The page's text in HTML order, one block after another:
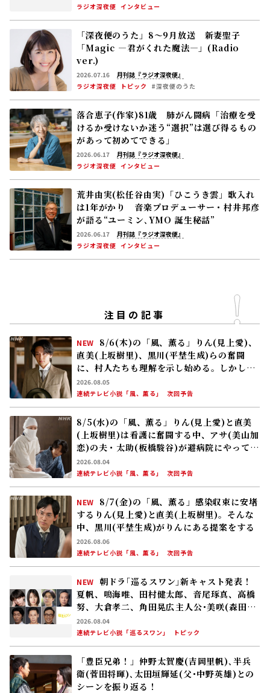
ラジオ深夜便 インタビュー
「深夜便のうた」8～9月放送 新妻聖子
「Magic ―君がくれた魔法―」(Radio
ver.)
2026.07.16
月刊誌『ラジオ深夜便』
ラジオ深夜便
トピック #深夜便のうた
落合恵子(作家)81歳 肺がん闘病「治療を受
けるか受けないか迷う――“選択”は選び得るもの
があって初めてできる」
2026.06.17
月刊誌『ラジオ深夜便』
ラジオ深夜便 インタビュー
荒井由実(松任谷由実)「ひこうき雲」歌入れ
は1年がかり 音楽プロデューサー・村井邦彦
が語る“ユーミン､YMO 誕生秘話”
2026.06.17
月刊誌『ラジオ深夜便』
ラジオ深夜便 インタビュー
注目の記事
NEW
8/6(木)の「風、薫る」りん(見上愛)、
直美(上坂樹里)、黒川(平埜生成)らの奮闘
に、村人たちも理解を示し始める。しかし、
アサ(美山加恋)の容体はなかなか改善せ
ず……
2026.08.05
連続テレビ小説「風、薫る」
次回予告
8/5(水)の「風、薫る」りん(見上愛)と直美
(上坂樹里)は看護に奮闘する中、アサ(美山加
恋)の夫・太助(板橋駿谷)が避病院にやってく
る
2026.08.04
連続テレビ小説「風、薫る」
次回予告
NEW
8/7(金)の「風、薫る」感染収束に安堵
するりん(見上愛)と直美(上坂樹里)。そんな
中、黒川(平埜生成)がりんにある提案をする
2026.08.06
連続テレビ小説「風、薫る」
次回予告
NEW 朝ドラ｢巡るスワン｣新キャスト発表！
夏帆、鳴海唯、田村健太郎、音尾琢真、高橋
努、大倉孝二、角田晃広――主人公･美咲(森田望
智)が交流する警察署の人々 2027年度前期
放送
2026.08.04
連続テレビ小説「巡るスワン」
トピック
「豊臣兄弟！」仲野太賀――慶(吉岡里帆)､半兵
衛(菅田将暉)､太田垣輝延(父･中野英雄)との
シーンを振り返る！